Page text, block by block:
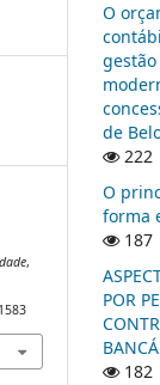
,
O
de
222
O
forma
187
POR
182